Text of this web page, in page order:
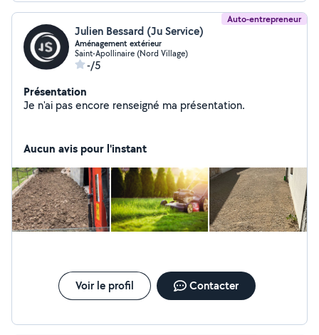
Auto-entrepreneur
Julien Bessard (Ju Service)
Aménagement extérieur
Saint-Apollinaire (Nord Village)
-/5
Présentation
Je n'ai pas encore renseigné ma présentation.
Aucun avis pour l'instant
Voir le profil Contacter